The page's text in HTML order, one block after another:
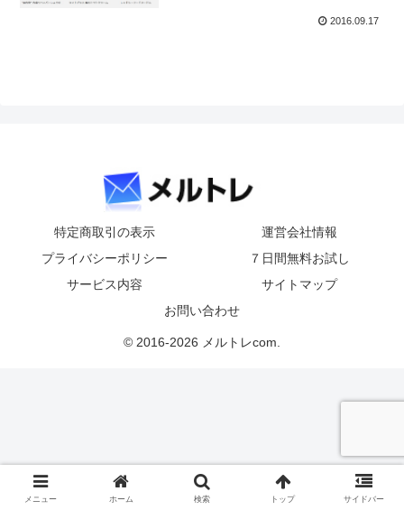
2016.09.17
特定商取引の表示
運営会社情報
プライバシーポリシー
７日間無料お試し
サービス内容
サイトマップ
お問い合わせ
© 2016-2026 メルトレcom.
メニュー ホーム 検索 トップ サイドバー